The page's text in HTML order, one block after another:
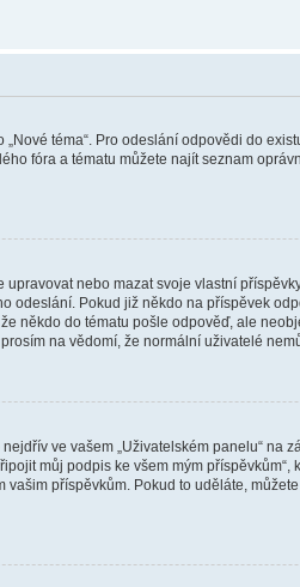
téma“. Pro odeslání odpovědi do
fóra a tématu můžete najít seznam
nebo mazat svoje vlastní
odeslání. Pokud již někdo na příspěvek
někdo do tématu pošle odpověď, ale
na vědomí, že normální uživatelé
ve vašem „Uživatelském panelu“ na
můj podpis ke všem mým
vašim příspěvkům. Pokud to uděláte,